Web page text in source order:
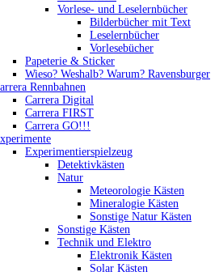
Vorlese- und Leselernbücher
Bilderbücher mit Text
Leselernbücher
Vorlesebücher
Papeterie & Sticker
Wieso? Weshalb? Warum? Ravensburger
Rennbahnen
Carrera Digital
Carrera FIRST
Carrera GO!!!
Experimentierspielzeug
Detektivkästen
Natur
Meteorologie Kästen
Mineralogie Kästen
Sonstige Natur Kästen
Sonstige Kästen
Technik und Elektro
Elektronik Kästen
Solar Kästen